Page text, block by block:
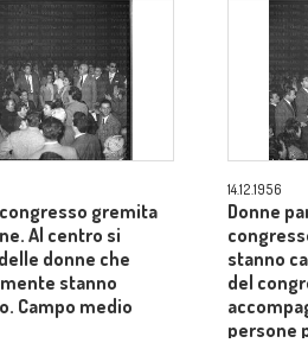
gremita
Al centro si
donne che
stanno
Campo medio
14.12.1956
Donne
stanno
del
persone